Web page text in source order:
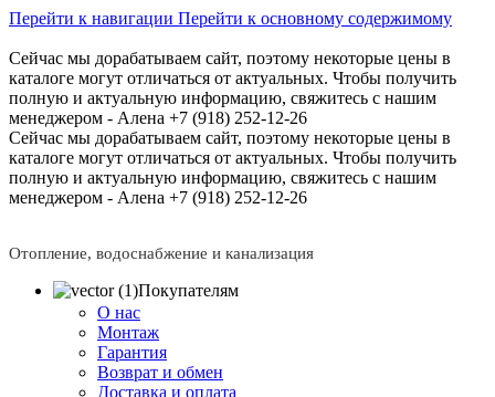
Перейти к навигации Перейти к основному содержимому
Сейчас мы дорабатываем сайт, поэтому некоторые цены в
каталоге могут отличаться от актуальных. Чтобы получить
полную и актуальную информацию, свяжитесь с нашим
менеджером - Алена +7 (918) 252-12-26
Сейчас мы дорабатываем сайт, поэтому некоторые цены в
каталоге могут отличаться от актуальных. Чтобы получить
полную и актуальную информацию, свяжитесь с нашим
менеджером - Алена +7 (918) 252-12-26
Отопление, водоснабжение и канализация
Покупателям
О нас
Монтаж
Гарантия
Возврат и обмен
Доставка и оплата